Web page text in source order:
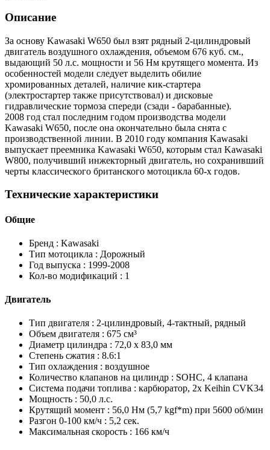
Описание
За основу Kawasaki W650 был взят рядный 2-цилиндровый
двигатель воздушного охлаждения, объемом 676 куб. см.,
выдающий 50 л.с. мощности и 56 Нм крутящего момента. Из
особенностей модели следует выделить обилие
хромированных деталей, наличие кик-стартера
(электростартер также присутствовал) и дисковые
гидравлические тормоза спереди (сзади - барабанные).
2008 год стал последним годом производства модели
Kawasaki W650, после она окончательно была снята с
производственной линии. В 2010 году компания Kawasaki
выпускает преемника Kawasaki W650, которым стал Kawasaki
W800, получивший инжекторный двигатель, но сохранивший
черты классического британского мотоцикла 60-х годов.
Технические характеристики
Общие
Бренд : Kawasaki
Тип мотоцикла : Дорожный
Год выпуска : 1999-2008
Кол-во модификаций : 1
Двигатель
Тип двигателя : 2-цилиндровый, 4-тактный, рядный
Объем двигателя : 675 см³
Диаметр цилиндра : 72,0 x 83,0 мм
Степень сжатия : 8.6:1
Тип охлаждения : воздушное
Количество клапанов на цилиндр : SOHC, 4 клапана
Система подачи топлива : карбюратор, 2x Keihin CVK34
Мощность : 50,0 л.с.
Крутящий момент : 56,0 Нм (5,7 kgf*m) при 5600 об/мин
Разгон 0-100 км/ч : 5,2 сек.
Максимальная скорость : 166 км/ч